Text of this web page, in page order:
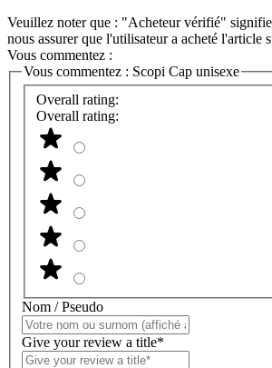
Veuillez noter que : "Acheteur vérifié"
nous assurer que l'utilisateur a acheté l'article
Vous commentez :
Vous commentez : Scopi Cap unisexe
Overall rating:
Overall rating:
Nom / Pseudo
Give your review a title*